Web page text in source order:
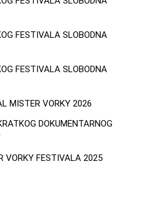
FESTIVALA SLOBODNA
FESTIVALA SLOBODNA
MISTER VORKY 2026
DOKUMENTARNOG
VORKY FESTIVALA 2025